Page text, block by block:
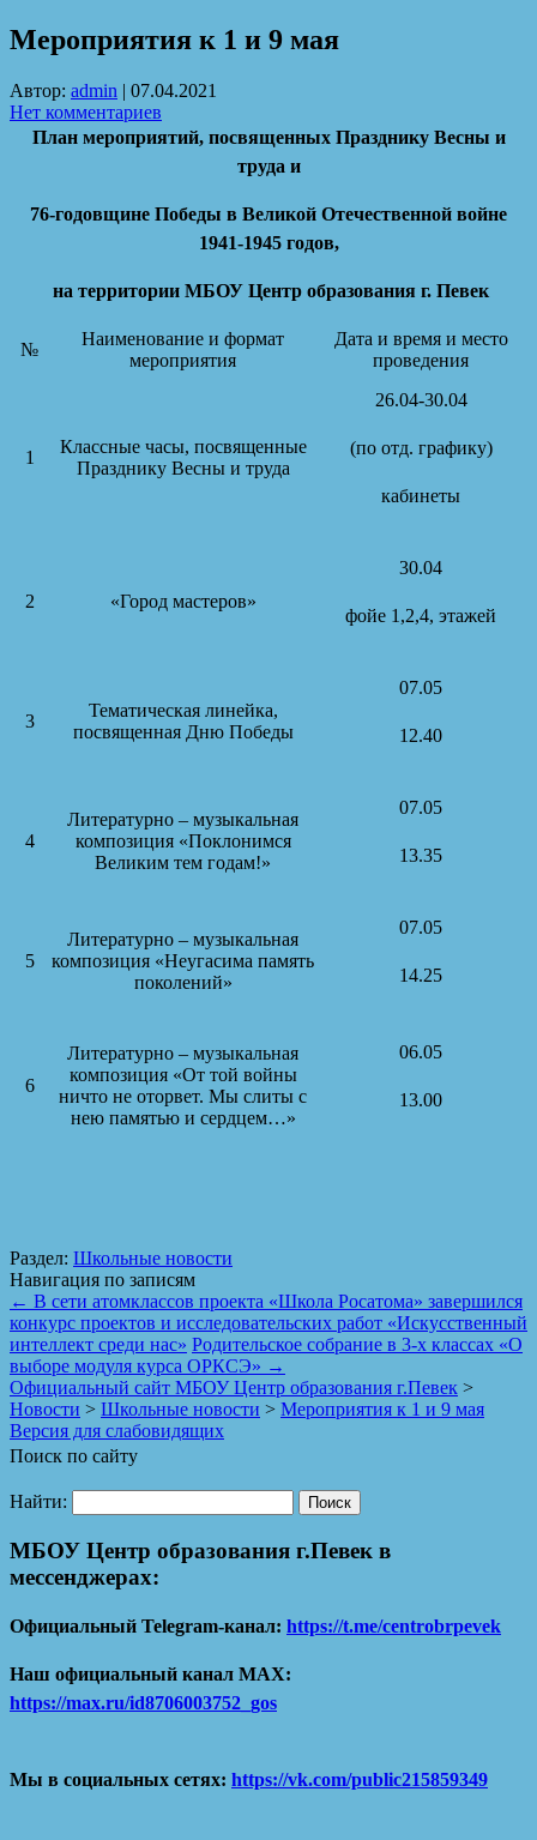
Мероприятия к 1 и 9 мая
Автор: admin | 07.04.2021
Нет комментариев
План мероприятий, посвященных Празднику Весны и
труда и
76-годовщине Победы в Великой Отечественной войне
1941-1945 годов,
на территории МБОУ Центр образования г. Певек
№
Наименование и формат
мероприятия
Дата и время и место
проведения
1
Классные часы, посвященные
Празднику Весны и труда
26.04-30.04
(по отд. графику)
кабинеты
2 «Город мастеров»
30.04
фойе 1,2,4, этажей
3
Тематическая линейка,
посвященная Дню Победы
07.05
12.40
4
Литературно – музыкальная
композиция «Поклонимся
Великим тем годам!»
07.05
13.35
5
Литературно – музыкальная
композиция «Неугасима память
поколений»
07.05
14.25
6
Литературно – музыкальная
композиция «От той войны
ничто не оторвет. Мы слиты с
нею памятью и сердцем…»
06.05
13.00
Раздел: Школьные новости
Навигация по записям
← В сети атомклассов проекта «Школа Росатома» завершился
конкурс проектов и исследовательских работ «Искусственный
интеллект среди нас» Родительское собрание в 3-х классах «О
выборе модуля курса ОРКСЭ» →
Официальный сайт МБОУ Центр образования г.Певек >
Новости > Школьные новости > Мероприятия к 1 и 9 мая
Версия для слабовидящих
Поиск по сайту
Найти:
МБОУ Центр образования г.Певек в
мессенджерах:
Официальный Telegram-канал: https://t.me/centrobrpevek
Наш официальный канал MAX:
https://max.ru/id8706003752_gos
Мы в социальных сетях: https://vk.com/public215859349